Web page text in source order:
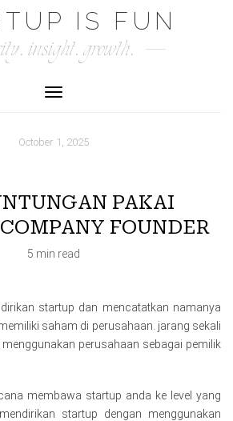
IS FUN
insight. growth.
Toggle Navigation
October 1, 2025
PAKAI
FOUNDER
5 min read
startup dan mencatatkan namanya
saham di perusahaan. jarang sekali
perusahaan sebagai pemilik
membawa startup anda ke level yang
startup dengan menggunakan